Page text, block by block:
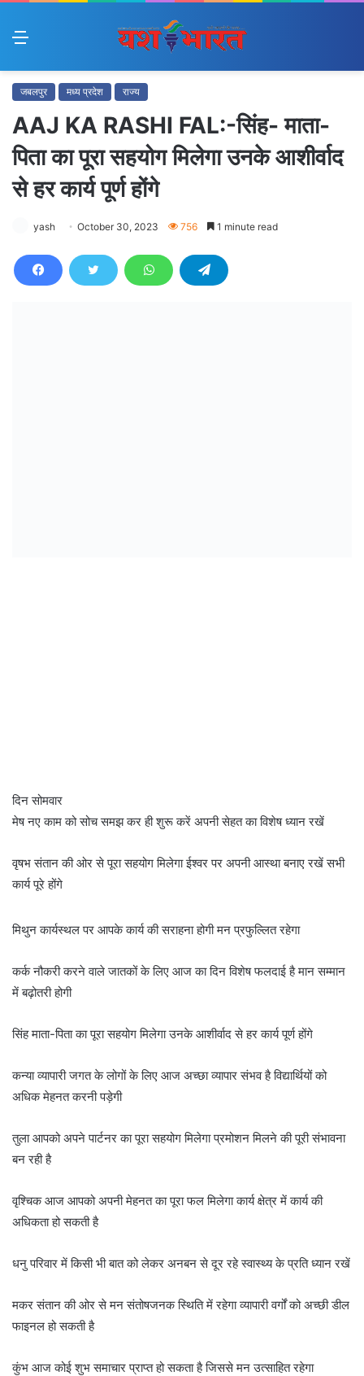
Menu
जबलपुर मध्य प्रदेश राज्य
AAJ KA RASHI FAL:-सिंह- माता-
पिता का पूरा सहयोग मिलेगा उनके आशीर्वाद
से हर कार्य पूर्ण होंगे
yash October 30, 2023 756 1 minute read
दिन सोमवार
मेष नए काम को सोच समझ कर ही शुरू करें अपनी सेहत का विशेष ध्यान रखें
वृषभ संतान की ओर से पूरा सहयोग मिलेगा ईश्वर पर अपनी आस्था बनाए रखें सभी
कार्य पूरे होंगे
मिथुन कार्यस्थल पर आपके कार्य की सराहना होगी मन प्रफुल्लित रहेगा
कर्क नौकरी करने वाले जातकों के लिए आज का दिन विशेष फलदाई है मान सम्मान
में बढ़ोतरी होगी
सिंह माता-पिता का पूरा सहयोग मिलेगा उनके आशीर्वाद से हर कार्य पूर्ण होंगे
कन्या व्यापारी जगत के लोगों के लिए आज अच्छा व्यापार संभव है विद्यार्थियों को
अधिक मेहनत करनी पड़ेगी
तुला आपको अपने पार्टनर का पूरा सहयोग मिलेगा प्रमोशन मिलने की पूरी संभावना
बन रही है
वृश्चिक आज आपको अपनी मेहनत का पूरा फल मिलेगा कार्य क्षेत्र में कार्य की
अधिकता हो सकती है
धनु परिवार में किसी भी बात को लेकर अनबन से दूर रहे स्वास्थ्य के प्रति ध्यान रखें
मकर संतान की ओर से मन संतोषजनक स्थिति में रहेगा व्यापारी वर्गों को अच्छी डील
फाइनल हो सकती है
कुंभ आज कोई शुभ समाचार प्राप्त हो सकता है जिससे मन उत्साहित रहेगा